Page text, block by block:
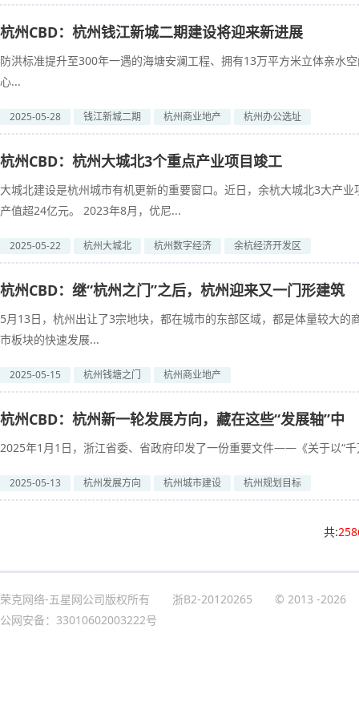
杭州CBD：杭州钱江新城二期建设将迎来新进展
防洪标准提升至300年一遇的海塘安澜工程、拥有13万平方米立体亲
心...
2025-05-28 钱江新城二期 杭州商业地产 杭州办公选址
杭州CBD：杭州大城北3个重点产业项目竣工
大城北建设是杭州城市有机更新的重要窗口。近日，余杭大城北3大产
产值超24亿元。 2023年8月，优尼...
2025-05-22 杭州大城北 杭州数字经济 余杭经济开发区
杭州CBD：继“杭州之门”之后，杭州迎来又一门形建筑
5月13日，杭州出让了3宗地块，都在城市的东部区域，都是体量较大
市板块的快速发展...
2025-05-15 杭州钱塘之门 杭州商业地产
杭州CBD：杭州新一轮发展方向，藏在这些“发展轴”中
2025年1月1日，浙江省委、省政府印发了一份重要文件——《关于以“千
2025-05-13 杭州发展方向 杭州城市建设 杭州规划目标
共:
荣克网络-五星网公司版权所有 浙B2-20120265 © 2013 -2026
公网安备：33010602003222号